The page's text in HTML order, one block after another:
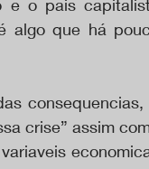
e o pais
algo que há
consequencias,
crise” assim